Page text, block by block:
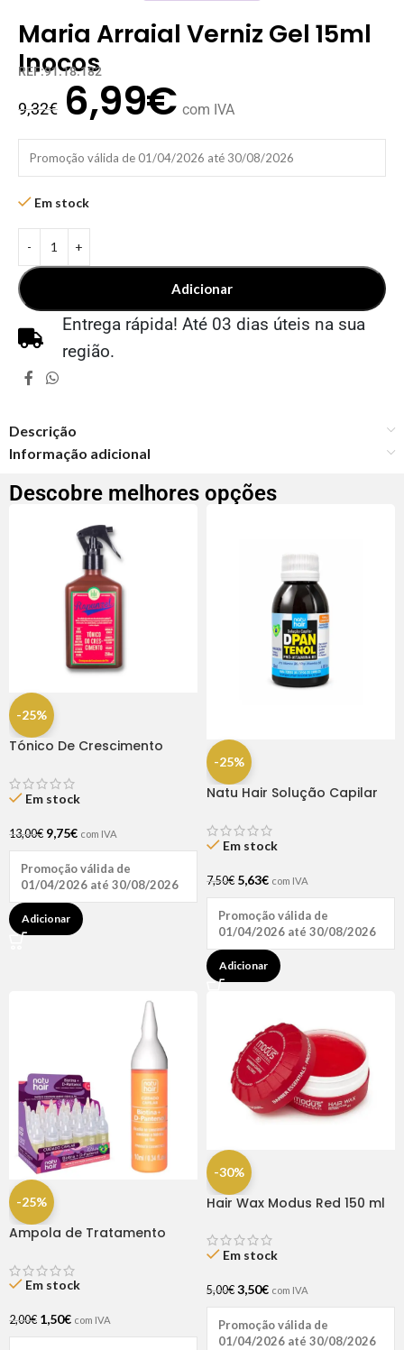
Maria Arraial Verniz Gel 15ml
Inocos
REF:91.18.182
9,32€ 6,99€ com IVA
Promoção válida de 01/04/2026 até 30/08/2026
Em stock
Adicionar
Entrega rápida! Até 03 dias úteis na sua
região.
Descrição
Informação adicional
Descobre melhores opções
-25%
Tónico De Crescimento
Em stock
13,00€ 9,75€ com IVA
Promoção válida de
01/04/2026 até 30/08/2026
Adicionar
-25%
Natu Hair Solução Capilar
Em stock
7,50€ 5,63€ com IVA
Promoção válida de
01/04/2026 até 30/08/2026
Adicionar
-25%
Ampola de Tratamento
Hair (1 UNIDADE)
Em stock
2,00€ 1,50€ com IVA
-30%
Hair Wax Modus Red 150 ml
Em stock
5,00€ 3,50€ com IVA
Promoção válida de
01/04/2026 até 30/08/2026